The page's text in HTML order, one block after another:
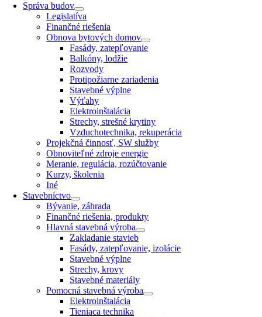
Správa budov
Legislatíva
Finančné riešenia
Obnova bytových domov
Fasády, zatepľovanie
Balkóny, lodžie
Rozvody
Protipožiarne zariadenia
Stavebné výplne
Výťahy
Elektroinštalácia
Strechy, strešné krytiny
Vzduchotechnika, rekuperácia
Projekčná činnosť, SW služby
Obnoviteľné zdroje energie
Meranie, regulácia, rozúčtovanie
Kurzy, školenia
Iné
Stavebníctvo
Bývanie, záhrada
Finančné riešenia, produkty
Hlavná stavebná výroba
Zakladanie stavieb
Fasády, zatepľovanie, izolácie
Stavebné výplne
Strechy, krovy
Stavebné materiály
Pomocná stavebná výroba
Elektroinštalácia
Tieniaca technika